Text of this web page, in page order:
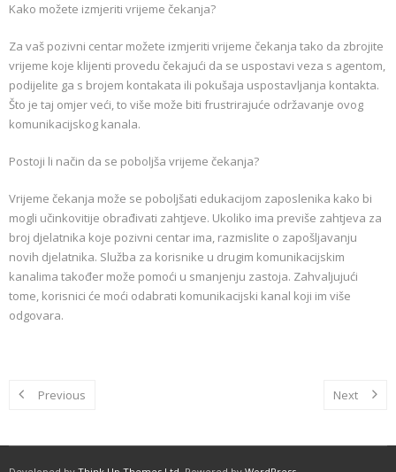
Kako možete izmjeriti vrijeme čekanja?
Za vaš pozivni centar možete izmjeriti vrijeme čekanja tako da zbrojite
vrijeme koje klijenti provedu čekajući da se uspostavi veza s agentom,
podijelite ga s brojem kontakata ili pokušaja uspostavljanja kontakta.
Što je taj omjer veći, to više može biti frustrirajuće održavanje ovog
komunikacijskog kanala.
Postoji li način da se poboljša vrijeme čekanja?
Vrijeme čekanja može se poboljšati edukacijom zaposlenika kako bi
mogli učinkovitije obrađivati ​​zahtjeve. Ukoliko ima previše zahtjeva za
broj djelatnika koje pozivni centar ima, razmislite o zapošljavanju
novih djelatnika. Služba za korisnike u drugim komunikacijskim
kanalima također može pomoći u smanjenju zastoja. Zahvaljujući
tome, korisnici će moći odabrati komunikacijski kanal koji im više
odgovara.
Previous Next